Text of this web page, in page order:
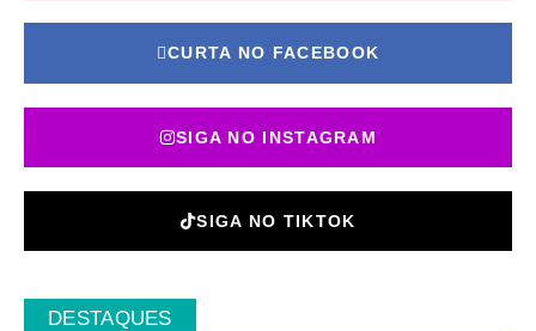
CURTA NO FACEBOOK
SIGA NO INSTAGRAM
SIGA NO TIKTOK
DESTAQUES